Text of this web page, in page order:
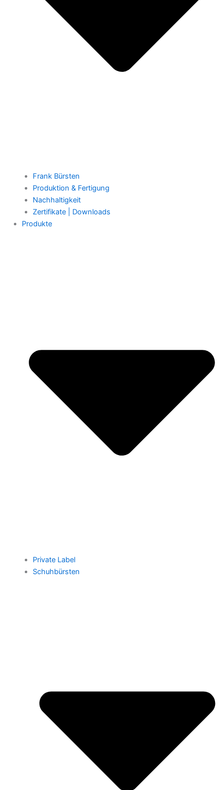
Frank Bürsten
Produktion & Fertigung
Nachhaltigkeit
Zertifikate | Downloads
Produkte
Private Label
Schuhbürsten